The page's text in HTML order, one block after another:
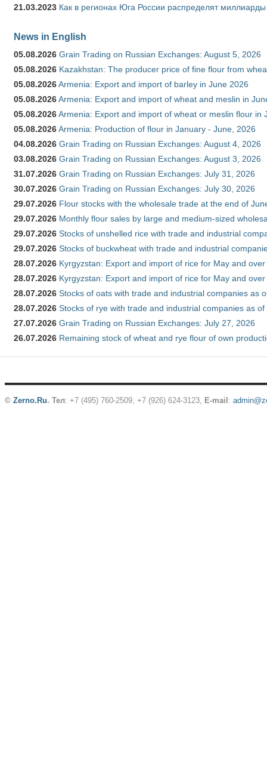
21.03.2023 Как в регионах Юга России распределят
News in English
05.08.2026 Grain Trading on Russian Exchanges: August 5, 2026
05.08.2026 Kazakhstan: The producer price of fine flour from
05.08.2026Armenia: Export and import of barley in June 2026
05.08.2026Armenia: Export and import of wheat and meslin in
05.08.2026Armenia: Export and import of wheat or meslin flour in
05.08.2026Armenia: Production of flour in January - June, 2026
04.08.2026 Grain Trading on Russian Exchanges: August 4, 2026
03.08.2026 Grain Trading on Russian Exchanges: August 3, 2026
31.07.2026 Grain Trading on Russian Exchanges: July 31, 2026
30.07.2026 Grain Trading on Russian Exchanges: July 30, 2026
29.07.2026 Flour stocks with the wholesale trade at the end of
29.07.2026 Monthly flour sales by large and medium-sized
29.07.2026 Stocks of unshelled rice with trade and industrial
29.07.2026 Stocks of buckwheat with trade and industrial
28.07.2026 Kyrgyzstan: Export and import of rice for May and
28.07.2026 Kyrgyzstan: Export and import of rice for May and
28.07.2026 Stocks of oats with trade and industrial companies as
28.07.2026 Stocks of rye with trade and industrial companies as
27.07.2026 Grain Trading on Russian Exchanges: July 27, 2026
26.07.2026 Remaining stock of wheat and rye flour of own
© Zerno.Ru. Тел: +7 (495) 760-2509, +7 (926) 624-3123, E-mail :